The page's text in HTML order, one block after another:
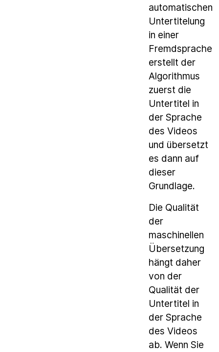
automatischen
Untertitelung
in einer
Fremdsprache
erstellt der
Algorithmus
zuerst die
Untertitel in
der Sprache
des Videos
und übersetzt
es dann auf
dieser
Grundlage.
Die Qualität
der
maschinellen
Übersetzung
hängt daher
von der
Qualität der
Untertitel in
der Sprache
des Videos
ab. Wenn Sie